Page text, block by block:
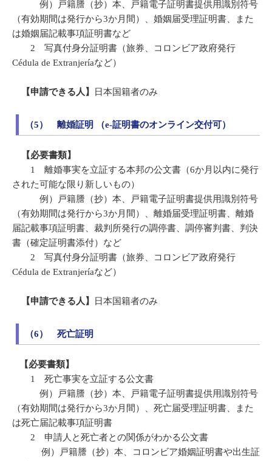
例）戸籍謄（抄）本、戸籍電子証明書提供用識別符号
（有効期間は発行から3か月間）、婚姻届受理証明書、また
は婚姻届記載事項証明書など
2 写真付身分証明書（旅券、コロンビア政府発行
Cédula de Extranjeríaなど）
【申請できる人】 日本国籍者のみ
（5） 離婚証明 （e-証明書のオンライン交付可）
【必要書類】
1 離婚事実を立証する本邦の公文書（6か月以内に発行
された可能な限り新しいもの）
例）戸籍謄（抄）本、戸籍電子証明書提供用識別符号
（有効期間は発行から3か月間）、離婚届受理証明書、離婚
届記載事項証明書、裁判所発行の調停書、調停審判書、判決
書（確定証明書添付）など
2 写真付身分証明書（旅券、コロンビア政府発行
Cédula de Extranjeríaなど）
【申請できる人】 日本国籍者のみ
（6） 死亡証明
【必要書類】
1 死亡事実を立証する公文書
例）戸籍謄（抄）本、戸籍電子証明書提供用識別符号
（有効期間は発行から3か月間）、死亡届受理証明書、また
は死亡届記載事項証明書
2 申請人と死亡者との関係がわかる公文書
例）戸籍謄（抄）本、コロンビア婚姻証明書や出生証